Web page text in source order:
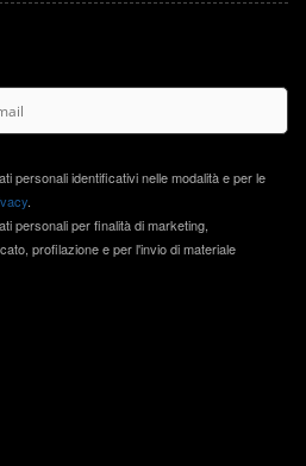
personali identificativi nelle modalità e per le
.
personali per finalità di marketing,
profilazione e per l'invio di materiale